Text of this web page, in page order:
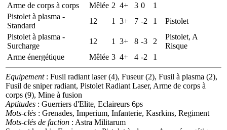
Arme de corps à corps
Mêlée 2 4+ 3 0
1
Pistolet à plasma -
Standard
12 1 3+ 7 -2 1
Pistolet
Pistolet à plasma -
Surcharge
12 1 3+ 8 -3 2
Pistolet, A
Risque
Arme énergétique
Mêlée 3 4+ 4 -2 1
Equipement: Fusil radiant laser (4), Fuseur (2), Fusil à plasma (2),
Fusil de sniper radiant, Pistolet Radiant Laser, Arme de corps à
corps (9), Mine à fusion
Aptitudes : Guerriers d'Elite, Eclaireurs 6ps
Mots-clés : Grenades, Imperium, Infanterie, Kasrkins, Regiment
Mots-clés de faction : Astra Militarum